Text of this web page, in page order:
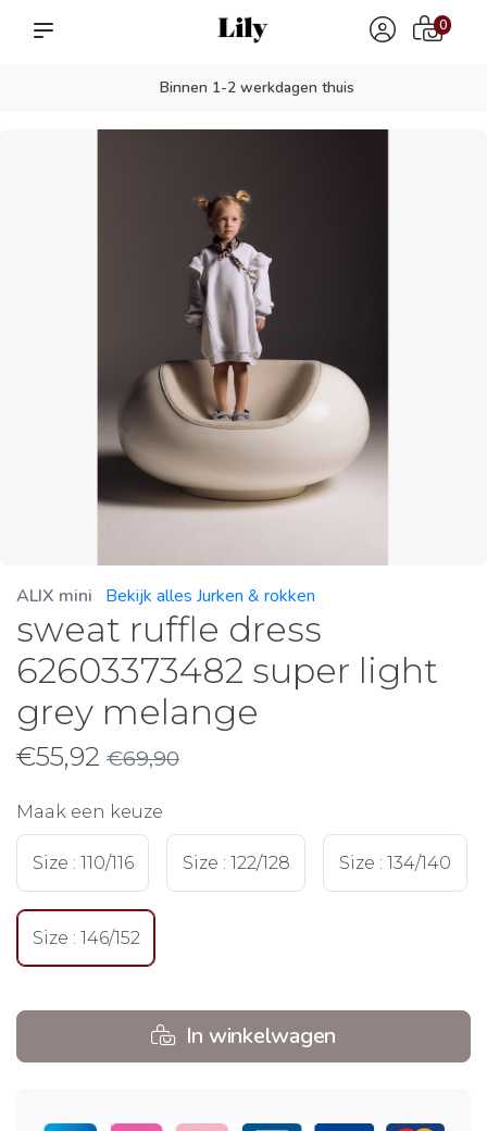
Binnen 1-2 werkdagen thuis
0
ALIX mini Bekijk alles Jurken & rokken
sweat ruffle dress
62603373482 super light
grey melange
€55,92 €69,90
Maak een keuze
Size : 110/116 Size : 122/128 Size : 134/140
Size : 146/152
In winkelwagen